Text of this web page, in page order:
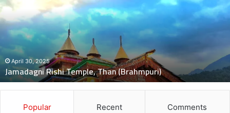
:
ब
स
की
च
पे
ट
में
बा
November 5, 2024
दुःखद : बस की चपेट में बाइक आने से भंकोली गांव के
मौत, 2 बच्चे गंभीर घायल
Popular Recent Comments